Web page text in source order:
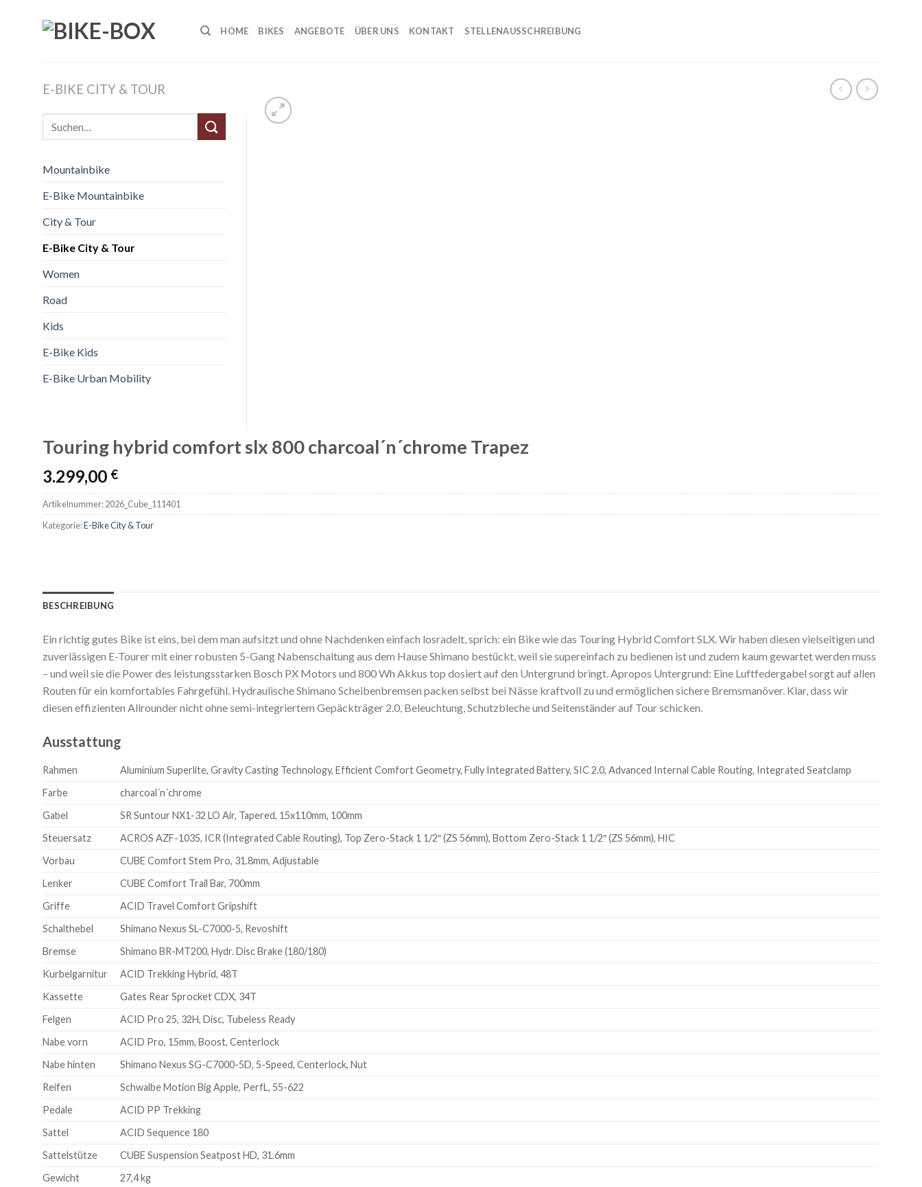
HOME BIKES ANGEBOTE ÜBER UNS KONTAKT STELLENAUSSCHREIBUNG
E-BIKE CITY & TOUR
Touring hybrid comfort slx 800 charcoal´n´chrome Trapez
3.299,00 €
Artikelnummer:2026_Cube_111401
Kategorie:E-Bike City & Tour
Mountainbike
E-Bike Mountainbike
City & Tour
E-Bike City & Tour
Women
Road
Kids
E-Bike Kids
E-Bike Urban Mobility
BESCHREIBUNG
Ein richtig gutes Bike ist eins, bei dem man aufsitzt und ohne Nachdenken einfach losradelt, sprich: ein Bike wie das Touring Hybrid Comfort SLX. Wir haben diesen vielseitigen und
zuverlässigen E-Tourer mit einer robusten 5-Gang Nabenschaltung aus dem Hause Shimano bestückt, weil sie supereinfach zu bedienen ist und zudem kaum gewartet werden muss
– und weil sie die Power des leistungsstarken Bosch PX Motors und 800 Wh Akkus top dosiert auf den Untergrund bringt. Apropos Untergrund: Eine Luftfedergabel sorgt auf allen
Routen für ein komfortables Fahrgefühl. Hydraulische Shimano Scheibenbremsen packen selbst bei Nässe kraftvoll zu und ermöglichen sichere Bremsmanöver. Klar, dass wir
diesen effizienten Allrounder nicht ohne semi-integriertem Gepäckträger 2.0, Beleuchtung, Schutzbleche und Seitenständer auf Tour schicken.
Ausstattung
Rahmen
Aluminium Superlite, Gravity Casting Technology, Efficient Comfort Geometry, Fully Integrated Battery, SIC 2.0, Advanced Internal Cable Routing, Integrated Seatclamp
Farbe
charcoal´n´chrome
Gabel
SR Suntour NX1-32 LO Air, Tapered, 15x110mm, 100mm
Steuersatz
ACROS AZF-1035, ICR (Integrated Cable Routing), Top Zero-Stack 1 1/2″ (ZS 56mm), Bottom Zero-Stack 1 1/2″ (ZS 56mm), HIC
Vorbau
CUBE Comfort Stem Pro, 31.8mm, Adjustable
Lenker
CUBE Comfort Trail Bar, 700mm
Griffe
ACID Travel Comfort Gripshift
Schalthebel
Shimano Nexus SL-C7000-5, Revoshift
Bremse
Shimano BR-MT200, Hydr. Disc Brake (180/180)
Kurbelgarnitur
ACID Trekking Hybrid, 48T
Kassette
Gates Rear Sprocket CDX, 34T
Felgen
ACID Pro 25, 32H, Disc, Tubeless Ready
Nabe vorn
ACID Pro, 15mm, Boost, Centerlock
Nabe hinten
Shimano Nexus SG-C7000-5D, 5-Speed, Centerlock, Nut
Reifen
Schwalbe Motion Big Apple, PerfL, 55-622
Pedale
ACID PP Trekking
Sattel
ACID Sequence 180
Sattelstütze
CUBE Suspension Seatpost HD, 31.6mm
Gewicht
27,4 kg